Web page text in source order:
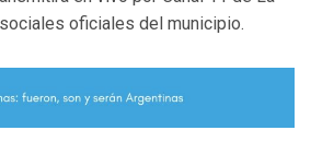
oficiales del municipio.